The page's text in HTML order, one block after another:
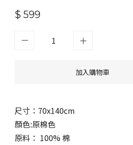
$ 599
加入購物車
尺寸：70x140cm
顏色:原棉色
原料： 100% 棉